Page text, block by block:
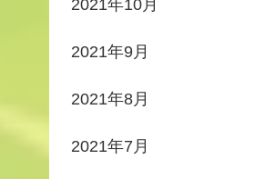
2021年10月
2021年9月
2021年8月
2021年7月